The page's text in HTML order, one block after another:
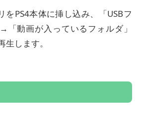
をPS4本体に挿し込み、「USBフ
「動画が入っているフォルダ」
生します。